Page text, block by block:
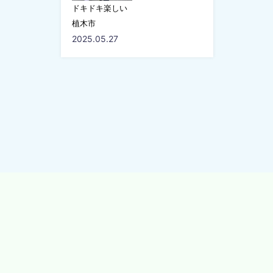
ドキドキ楽しい
植木市
2025.05.27